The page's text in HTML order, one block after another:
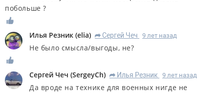
побольше ?
Илья Резник (elia) R Сергей Чеч 9 лет назад
Не было смысла/выгоды, не?
Сергей Чеч (SergeyCh) R Илья Резник 9 лет назад
Да вроде на технике для военных нигде не